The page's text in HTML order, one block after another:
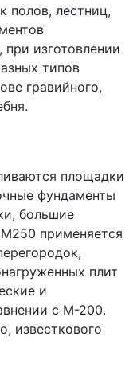
полов, лестниц,
изготовлении
типов
гравийного,
площадки
фундаменты
большие
применяется
плит
и
с М-200.
известкового